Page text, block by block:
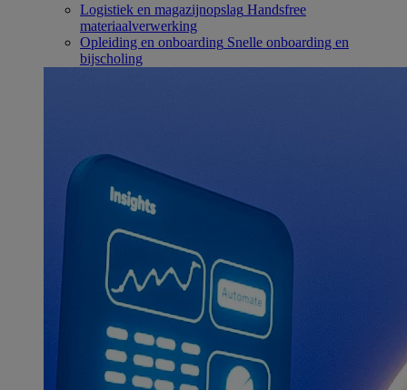
Logistiek en magazijnopslag Handsfree
materiaalverwerking
Opleiding en onboarding Snelle onboarding en
bijscholing